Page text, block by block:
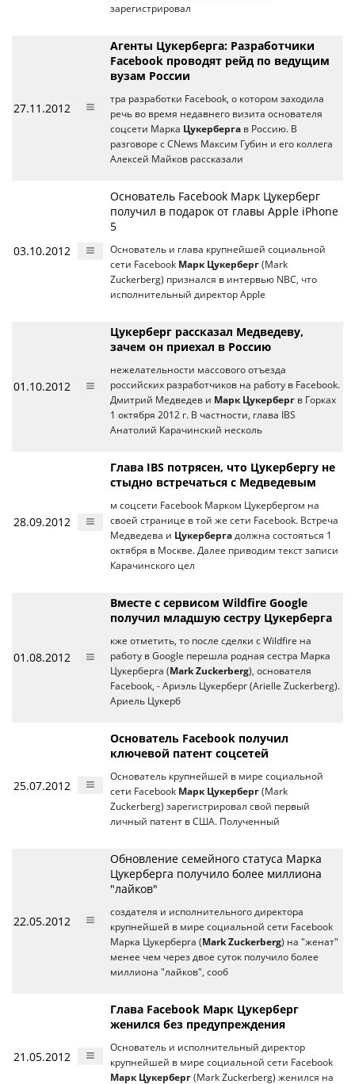
зарегистрировал
27.11.2012
Агенты Цукерберга: Разработчики
Facebook проводят рейд по ведущим
вузам России
тра разработки Facebook, о котором заходила
речь во время недавнего визита основателя
соцсети Марка Цукерберга в Россию. В
разговоре с CNews Максим Губин и его коллега
Алексей Майков рассказали
03.10.2012
Основатель Facebook Марк Цукерберг
получил в подарок от главы Apple iPhone
5
Основатель и глава крупнейшей социальной
сети Facebook Марк Цукерберг (Mark
Zuckerberg) признался в интервью NBC, что
исполнительный директор Apple
01.10.2012
Цукерберг рассказал Медведеву,
зачем он приехал в Россию
нежелательности массового отъезда
российских разработчиков на работу в Facebook.
Дмитрий Медведев и Марк Цукерберг в Горках
1 октября 2012 г. В частности, глава IBS
Анатолий Карачинский несколь
28.09.2012
Глава IBS потрясен, что Цукербергу не
стыдно встречаться с Медведевым
м соцсети Facebook Марком Цукербергом на
своей странице в той же сети Facebook. Встреча
Медведева и Цукерберга должна состояться 1
октября в Москве. Далее приводим текст записи
Карачинского цел
01.08.2012
Вместе с сервисом Wildfire Google
получил младшую сестру Цукерберга
кже отметить, то после сделки с Wildfire на
работу в Google перешла родная сестра Марка
Цукерберга (Mark Zuckerberg), основателя
Facebook, - Ариэль Цукерберг (Arielle Zuckerberg).
Ариель Цукерб
25.07.2012
Основатель Facebook получил
ключевой патент соцсетей
Основатель крупнейшей в мире социальной
сети Facebook Марк Цукерберг (Mark
Zuckerberg) зарегистрировал свой первый
личный патент в США. Полученный
22.05.2012
Обновление семейного статуса Марка
Цукерберга получило более миллиона
"лайков"
создателя и исполнительного директора
крупнейшей в мире социальной сети Facebook
Марка Цукерберга (Mark Zuckerberg) на "женат"
менее чем через двое суток получило более
миллиона "лайков", сооб
21.05.2012
Глава Facebook Марк Цукерберг
женился без предупреждения
Основатель и исполнительный директор
крупнейшей в мире социальной сети Facebook
Марк Цукерберг (Mark Zuckerberg) женился на